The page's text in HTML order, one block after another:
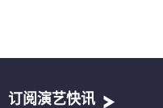
订阅演艺快讯